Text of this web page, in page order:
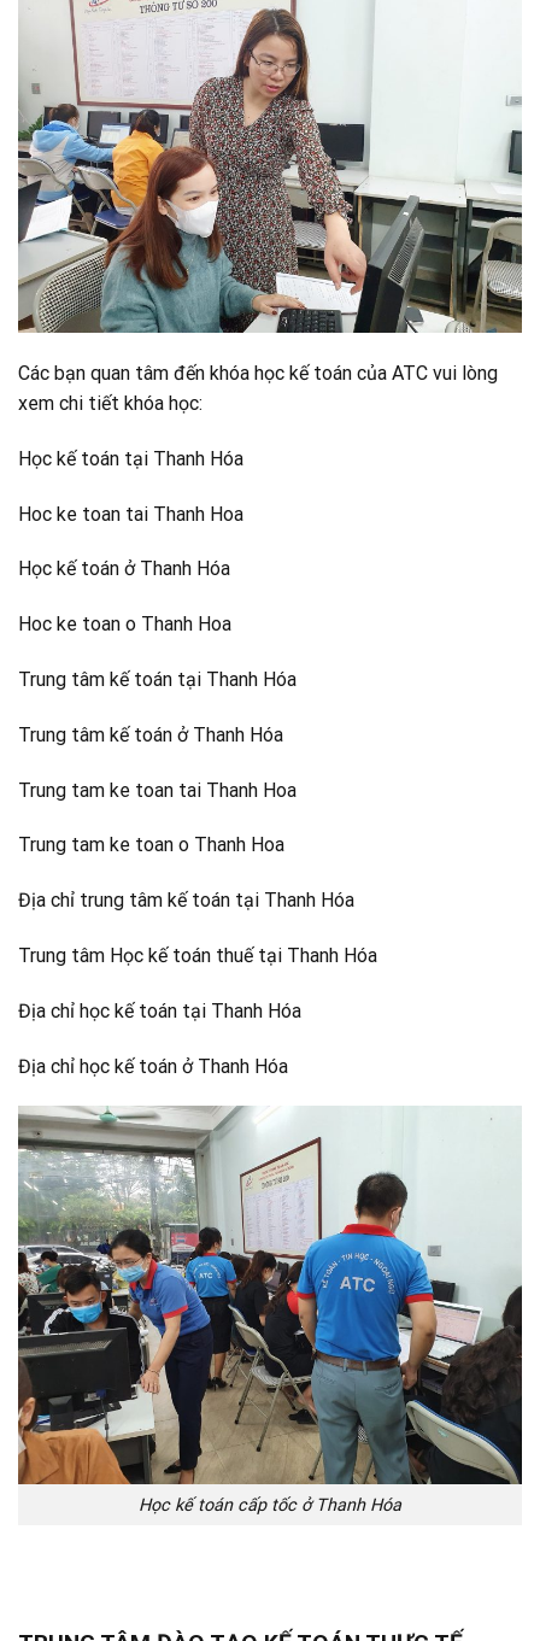
Các bạn quan tâm đến khóa học kế toán của ATC vui lòng
xem chi tiết khóa học:
Học kế toán tại Thanh Hóa
Hoc ke toan tai Thanh Hoa
Học kế toán ở Thanh Hóa
Hoc ke toan o Thanh Hoa
Trung tâm kế toán tại Thanh Hóa
Trung tâm kế toán ở Thanh Hóa
Trung tam ke toan tai Thanh Hoa
Trung tam ke toan o Thanh Hoa
Địa chỉ trung tâm kế toán tại Thanh Hóa
Trung tâm Học kế toán thuế tại Thanh Hóa
Địa chỉ học kế toán tại Thanh Hóa
Địa chỉ học kế toán ở Thanh Hóa
Học kế toán cấp tốc ở Thanh Hóa